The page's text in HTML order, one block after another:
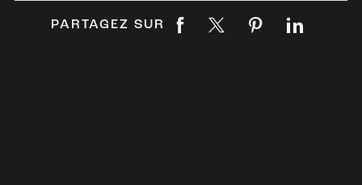
PARTAGEZ SUR